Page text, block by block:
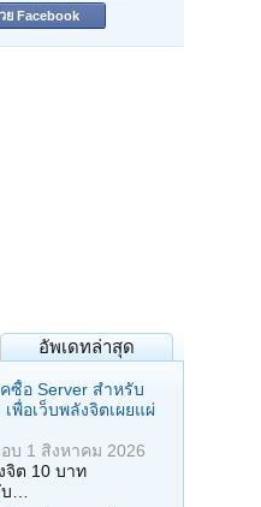
ย Facebook
อัพเดทล่าสุด
ซื้อ Server สำหรับ
พื่อเว็บพลังจิตเผยแผ่
บ 1 สิงหาคม 2026
จิต 10 บาท
…